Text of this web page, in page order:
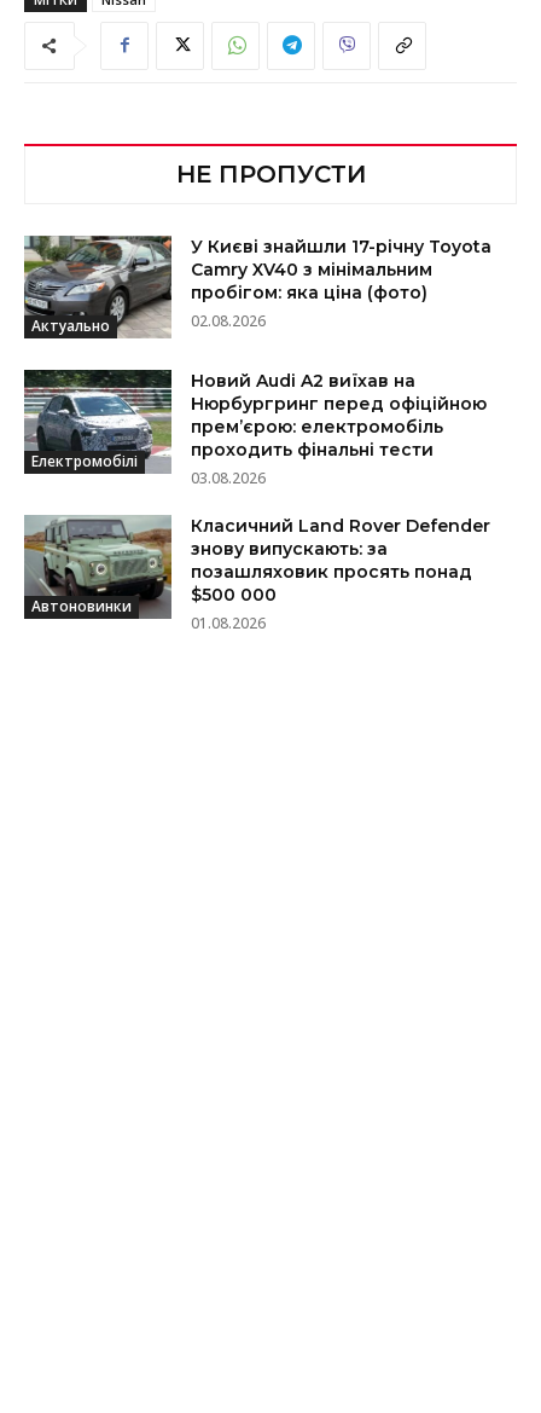
НЕ ПРОПУСТИ
Актуально
У Києві знайшли 17-річну Toyota
Camry XV40 з мінімальним
пробігом: яка ціна (фото)
02.08.2026
Електромобілі
Новий Audi A2 виїхав на
Нюрбургринг перед офіційною
прем’єрою: електромобіль
проходить фінальні тести
03.08.2026
Автоновинки
Класичний Land Rover Defender
знову випускають: за
позашляховик просять понад
$500 000
01.08.2026